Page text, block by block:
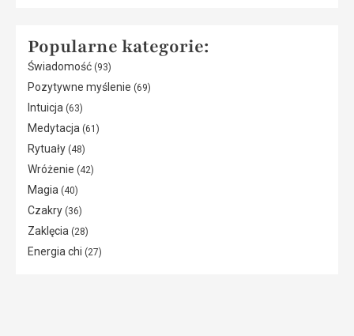
Popularne kategorie:
Świadomość (93)
Pozytywne myślenie (69)
Intuicja (63)
Medytacja (61)
Rytuały (48)
Wróżenie (42)
Magia (40)
Czakry (36)
Zaklęcia (28)
Energia chi (27)